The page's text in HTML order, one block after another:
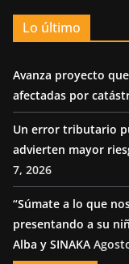
Lo último
Avanza proyecto
afectadas por
Un error tributario
advierten mayor
7, 2026
“Súmate a lo que
presentando a su
Alba y SINAKA